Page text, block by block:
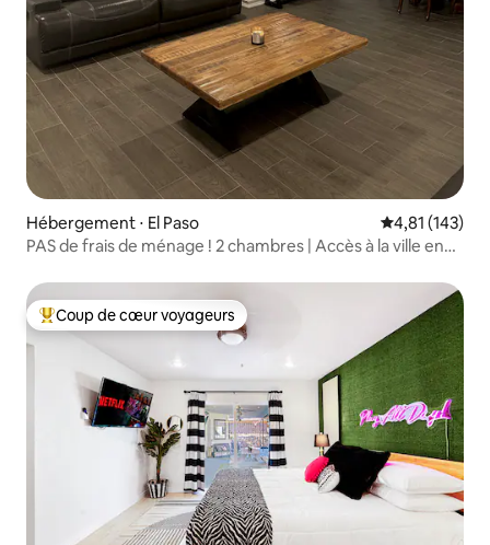
Hébergement ⋅ El Paso Évaluation
4,81 (143)
PAS de frais de ménage ! 2 chambres | Accès à la ville en
Coups de cœur voyageurs les plus appréciés
Coup de cœur voyageurs